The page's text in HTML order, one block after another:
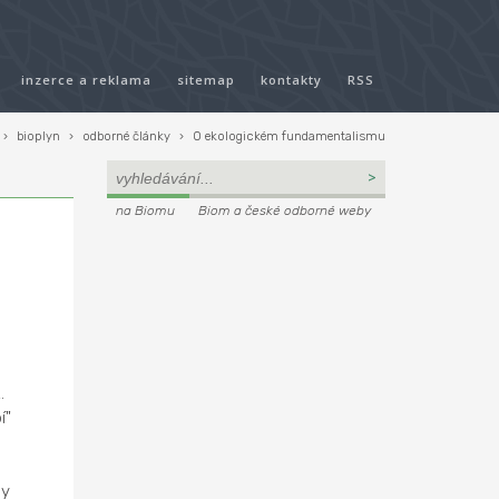
inzerce a reklama sitemap kontakty RSS
› bioplyn › odborné články › O ekologickém fundamentalismu
na Biomu Biom a české odborné weby